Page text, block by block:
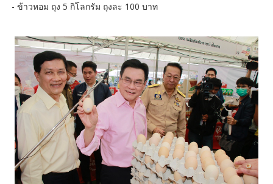
- ข้าวหอม ถุง 5 กิโลกรัม ถุงละ 100 บาท